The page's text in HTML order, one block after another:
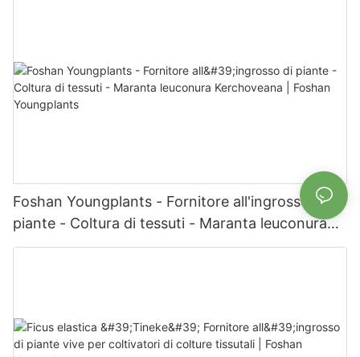
Foshan Youngplants - Fornitore all'ingrosso di
piante - Coltura di tessuti - Maranta leuconura
Kerchoveana | Foshan Youngplants